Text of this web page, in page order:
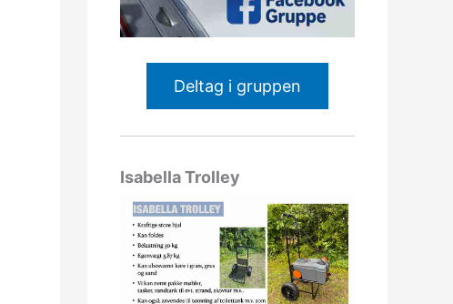
Deltag i gruppen
Isabella Trolley